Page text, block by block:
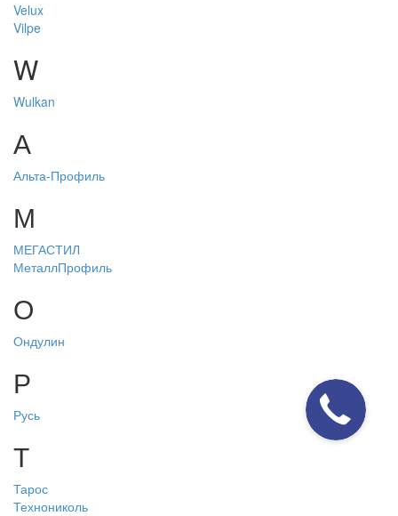
Velux
Vilpe
W
Wulkan
А
Альта-Профиль
М
МЕГАСТИЛ
МеталлПрофиль
О
Ондулин
Р
Русь
Т
Тарос
Технониколь